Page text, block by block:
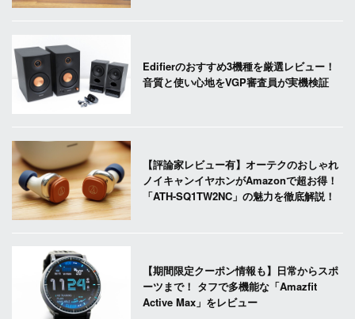
Edifierのおすすめ3機種を厳選レビュー！
音質と使い心地をVGP審査員が実機検証
【評論家レビュー有】オーテクのおしゃれ
ノイキャンイヤホンがAmazonで超お得！
「ATH-SQ1TW2NC」の魅力を徹底解説！
【期間限定クーポン情報も】日常からスポ
ーツまで！ タフで多機能な「Amazfit
Active Max」をレビュー